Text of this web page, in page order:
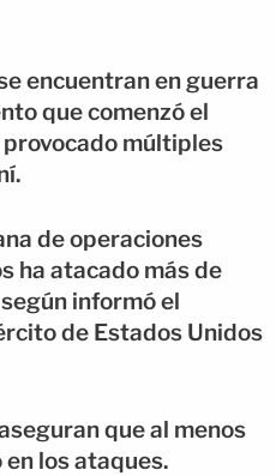
encuentran en guerra
que comenzó el
múltiples
de operaciones
ha atacado más de
informó el
de Estados Unidos
que al menos
los ataques.